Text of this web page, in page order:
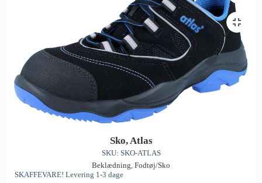
Sko, Atlas
SKU: SKO-ATLAS
Beklædning, Fodtøj/Sko
SKAFFEVARE! Levering 1-3 dage